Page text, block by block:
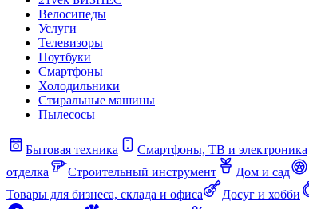
Велосипеды
Услуги
Телевизоры
Ноутбуки
Смартфоны
Холодильники
Стиральные машины
Пылесосы
Бытовая техника Смартфоны, ТВ и электроника
отделка
Строительный инструмент Дом и сад
Товары для бизнеса, склада и офиса
Досуг и хобби